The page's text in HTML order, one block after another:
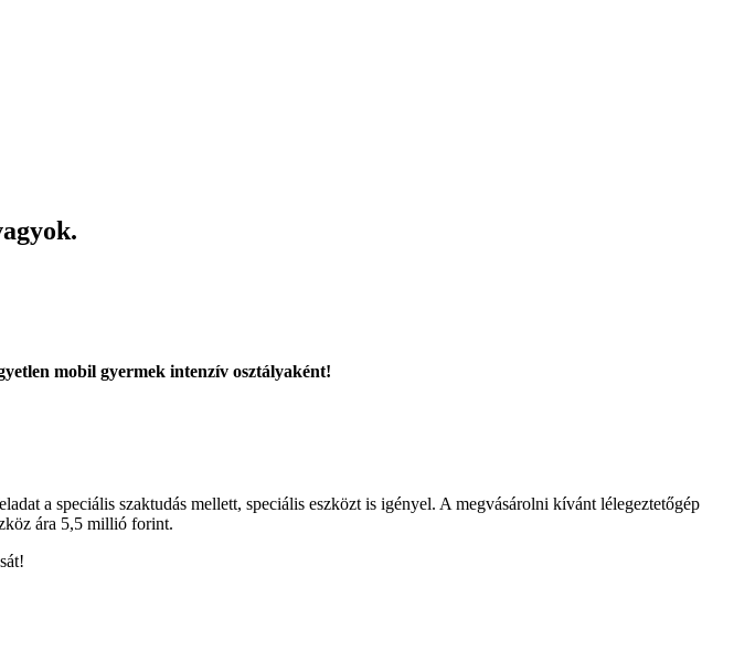
mobil gyermek intenzív osztályaként!
a speciális szaktudás mellett, speciális eszközt is igényel. A megvásárolni kívánt lélegeztetőgép
ára 5,5 millió forint.